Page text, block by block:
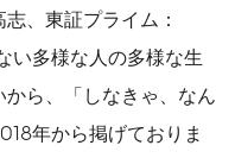
、東証プライム：
い多様な人の多様な生
ら、「しなきゃ、なん
年から掲げておりま